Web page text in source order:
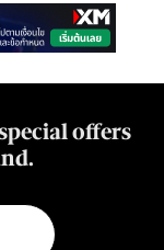
offers